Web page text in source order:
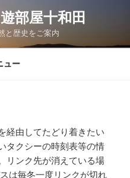
部屋十和田
と歴史をご案内
ュー
経由してたどり着きたい
タクシーの時刻表等の情
リンク先が消えている場
は毎冬一度リンクが切れ